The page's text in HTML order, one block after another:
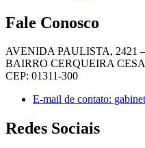
Fale Conosco
AVENIDA PAULISTA, 2421
BAIRRO CERQUEIRA
CEP: 01311-300
E-mail de contato:
Redes Sociais